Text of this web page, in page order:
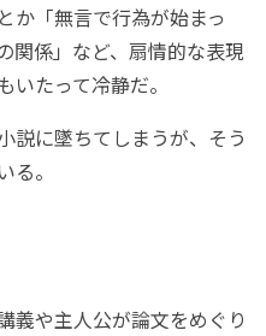
か「無言で行為が始まっ
関係」など、扇情的な表現
たって冷静だ。
説に墜ちてしまうが、そう
。
義や主人公が論文をめぐり